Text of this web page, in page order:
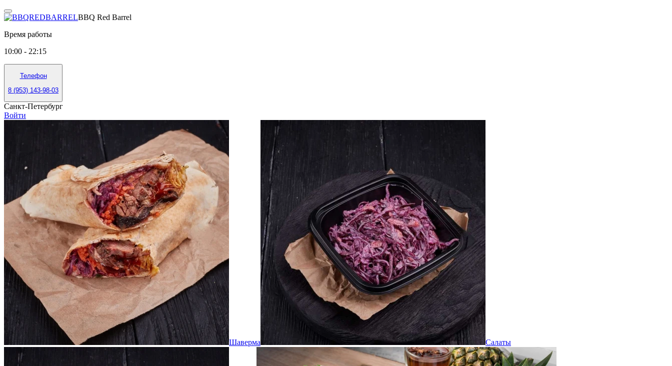
BBQ Red Barrel
Время работы
10:00 - 22:15
Телефон
8 (953) 143-98-03
Санкт-Петербург
Войти
Шаверма Салаты